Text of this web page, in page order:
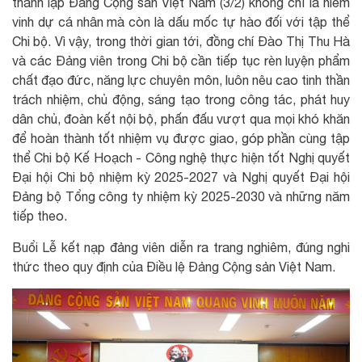
vinh dự cá nhân mà còn là dấu mốc tự hào đối với tập thể
Chi bộ. Vì vậy, trong thời gian tới, đồng chí Đào Thị Thu Hà
và các Đảng viên trong Chi bộ cần tiếp tục rèn luyện phẩm
chất đạo đức, năng lực chuyên môn, luôn nêu cao tinh thần
trách nhiệm, chủ động, sáng tạo trong công tác, phát huy
dân chủ, đoàn kết nội bộ, phấn đấu vượt qua mọi khó khăn
để hoàn thành tốt nhiệm vụ được giao, góp phần cùng tập
thể Chi bộ Kế Hoạch - Công nghệ thực hiện tốt Nghị quyết
Đại hội Chi bộ nhiệm kỳ 2025-2027 và Nghị quyết Đại hội
Đảng bộ Tổng công ty nhiệm kỳ 2025-2030 và những năm
tiếp theo.
Buổi Lễ kết nạp đảng viên diễn ra trang nghiêm, đúng nghi
thức theo quy định của Điều lệ Đảng Cộng sản Việt Nam.